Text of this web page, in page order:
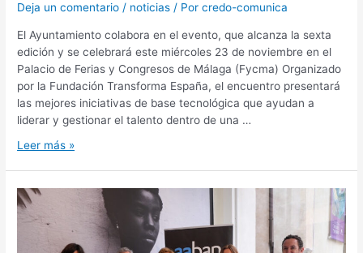
Deja un comentario / noticias / Porcredo-comunica
El Ayuntamiento colabora en el evento, que alcanza la sexta
edición y se celebrará este miércoles 23 de noviembre en el
Palacio de Ferias y Congresos de Málaga (Fycma) Organizado
por la Fundación Transforma España, el encuentro presentará
las mejores iniciativas de base tecnológica que ayudan a
liderar y gestionar el talento dentro de una …
Leer más »